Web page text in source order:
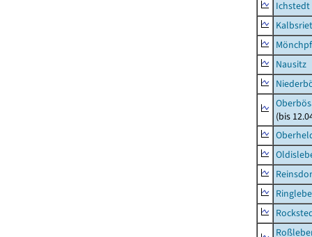
Ichstedt
Nausitz
(bis